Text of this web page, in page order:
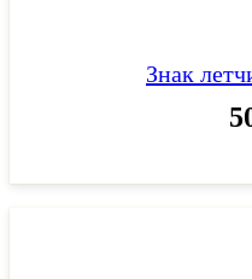
Знак